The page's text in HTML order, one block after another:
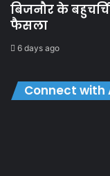
बिजनौर के
फैसला
6 days ago
Connect with